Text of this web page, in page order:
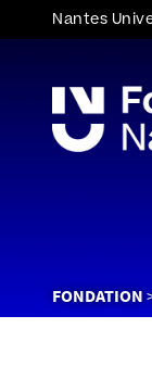
Nantes
Vous
êtes
FONDATION